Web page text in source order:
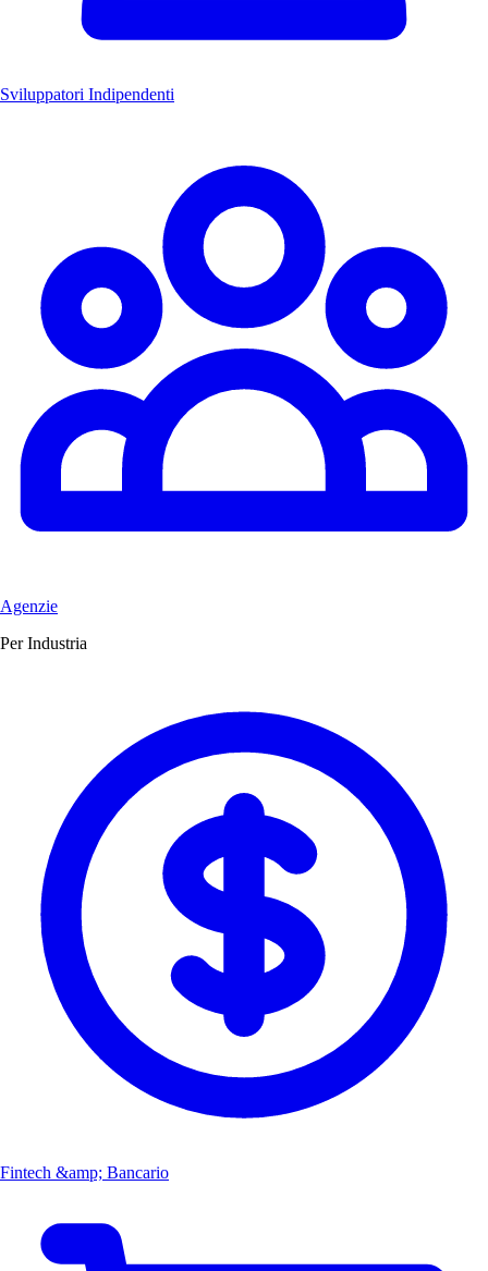
Sviluppatori Indipendenti
Agenzie
Per Industria
Fintech &amp; Bancario